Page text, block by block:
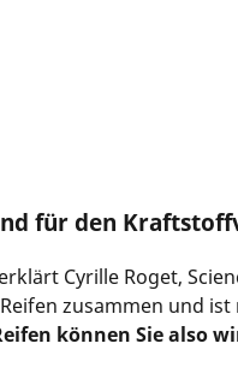
für den
Cyrille Roget,
zusammen und
können Sie also